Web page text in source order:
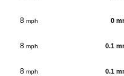
8 mph 0
8 mph 0.1
8 mph 0.1